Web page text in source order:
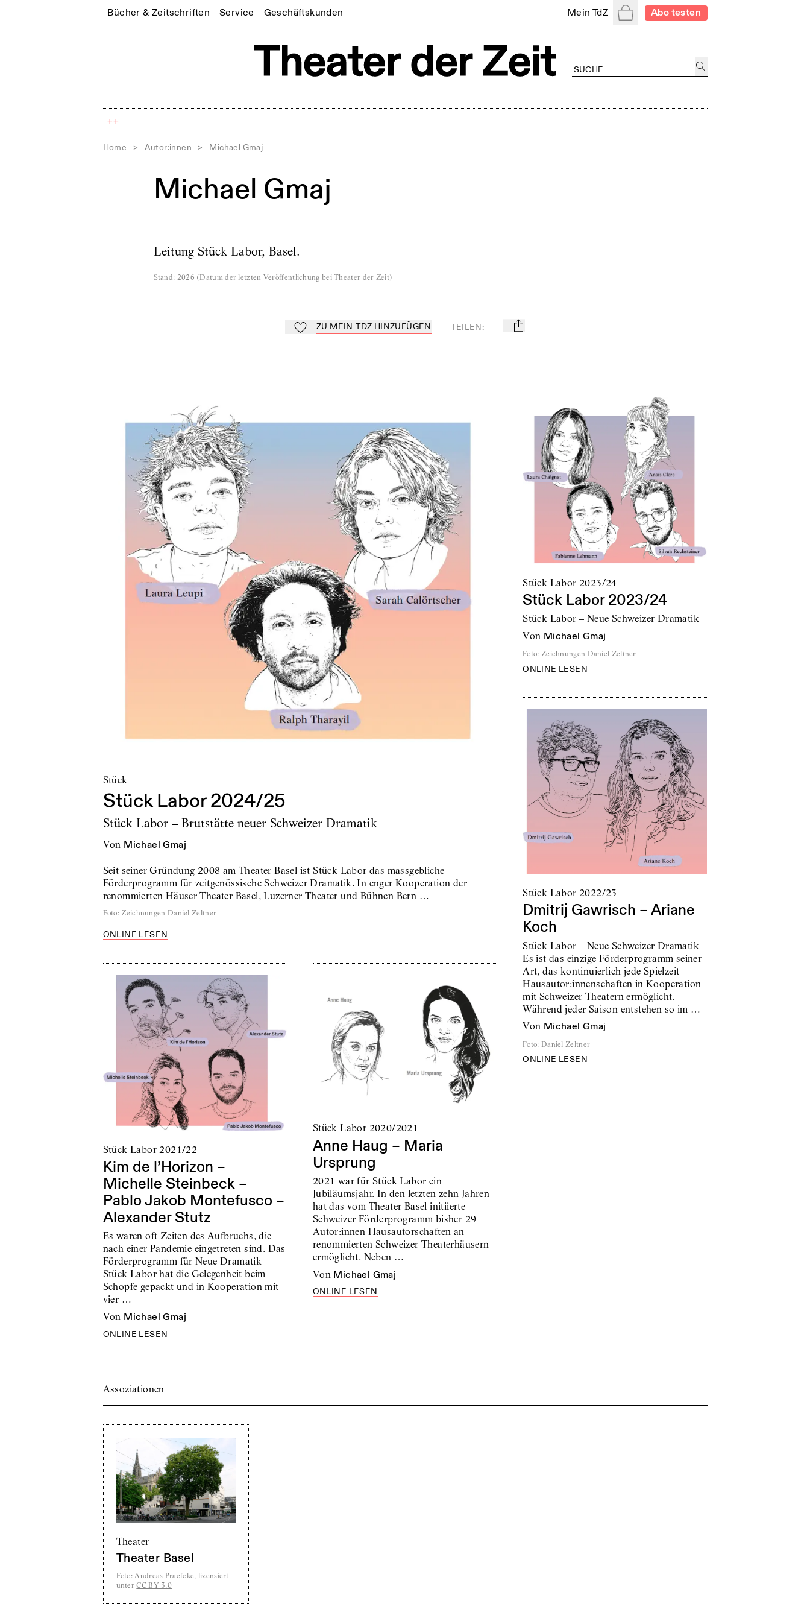
Bücher & Zeitschriften Service Geschäftskunden Mein TdZ WarenkorbAbo testen
++
Home > Autor:innen > Michael Gmaj
Michael Gmaj
Leitung Stück Labor, Basel.
Stand: 2026 (Datum der letzten Veröffentlichung bei Theater der Zeit)
Zu Mein-TdZ hinzufügen
ZU MEIN-TDZ HINZUFÜGEN TEILEN: mail
Stück
Stück Labor 2024/25
Stück Labor – Brutstätte neuer Schweizer Dramatik
von Michael Gmaj
Seit seiner Gründung 2008 am Theater Basel ist Stück Labor das massgebliche
Förderprogramm für zeitgenössische Schweizer Dramatik. In enger Kooperation der
renommierten Häuser Theater Basel, Luzerner Theater und Bühnen Bern …
Foto: Zeichnungen Daniel Zeltner
ONLINE LESEN
Stück Labor 2023/24
Stück Labor 2023/24
Stück Labor – Neue Schweizer Dramatik
von Michael Gmaj
Foto: Zeichnungen Daniel Zeltner
ONLINE LESEN
Stück Labor 2022/23
Dmitrij Gawrisch – Ariane
Koch
Stück Labor – Neue Schweizer Dramatik
Es ist das einzige Förderprogramm seiner
Art, das kontinuierlich jede Spielzeit
Hausautor:innenschaften in Kooperation
mit Schweizer Theatern ermöglicht.
Während jeder Saison entstehen so im …
von Michael Gmaj
Foto: Daniel Zeltner
ONLINE LESEN
Stück Labor 2021/22
Kim de l’Horizon –
Michelle Steinbeck –
Pablo Jakob Montefusco –
Alexander Stutz
Es waren oft Zeiten des Aufbruchs, die
nach einer Pandemie eingetreten sind. Das
Förderprogramm für Neue Dramatik
Stück Labor hat die Gelegenheit beim
Schopfe gepackt und in Kooperation mit
vier …
von Michael Gmaj
ONLINE LESEN
Stück Labor 2020/2021
Anne Haug – Maria
Ursprung
2021 war für Stück Labor ein
Jubiläumsjahr. In den letzten zehn Jahren
hat das vom Theater Basel initiierte
Schweizer Förderprogramm bisher 29
Autor:innen Hausautorschaften an
renommierten Schweizer Theaterhäusern
ermöglicht. Neben …
von Michael Gmaj
ONLINE LESEN
Assoziationen
Theater
Theater Basel
Foto: Andreas Praefcke, lizensiert
unterCC BY 3.0